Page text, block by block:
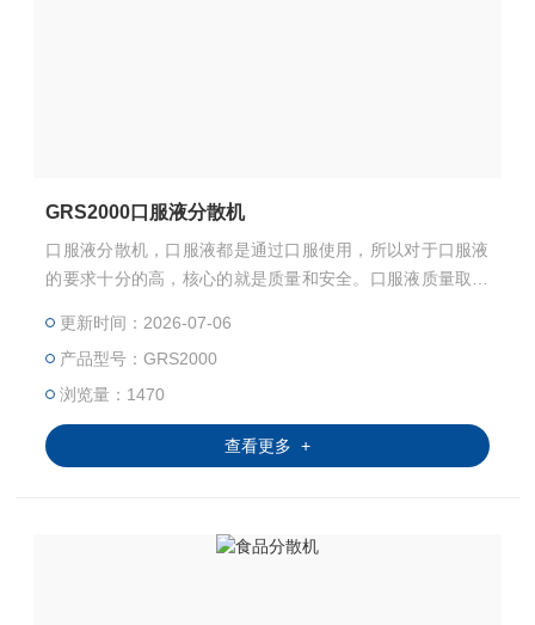
GRS2000口服液分散机
口服液分散机，口服液都是通过口服使用，所以对于口服液
的要求十分的高，核心的就是质量和安全。口服液质量取决
体更易吸收。口服液的传统生产设备为分散机，但是一般都
是3000rpm的分散机，随着医药行业的不断*，卫生安全的提
高，普通的分散机无论是在效果还是安全等问题上，都无法
满足行业的要求。
更新时间：2026-07-06
产品型号：GRS2000
浏览量：1470
查看更多 +